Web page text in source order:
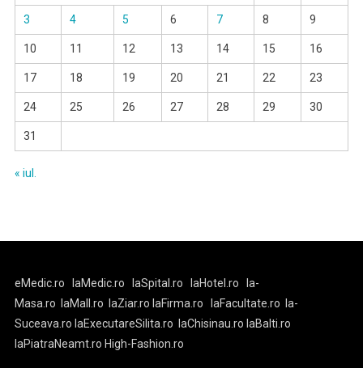
3 4 5 6 7 8 9
10 11 12 13 14 15 16
17 18 19 20 21 22 23
24 25 26 27 28 29 30
31
« iul.
eMedic.ro laMedic.ro laSpital.ro laHotel.ro
la-
Masa.ro
laMall.ro laZiar.ro laFirma.ro laFacultate.ro
la-
Suceava.ro laExecutareSilita.ro laChisinau.ro laBalti.ro
laPiatraNeamt.ro High-Fashion.ro